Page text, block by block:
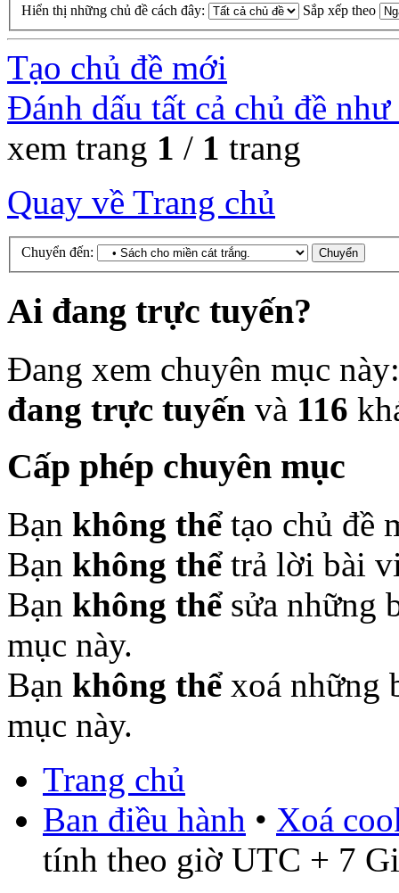
Hiển thị những chủ đề cách đây: Sắp xếp theo
Tạo chủ đề mới
Đánh dấu tất cả chủ đề
xem trang 1 / 1 trang
Quay về Trang chủ
Chuyển đến:
Ai đang trực tuyến?
Đang xem chuyên mục
đang trực tuyến và 116
Cấp phép chuyên mục
Bạn không thểtạo chủ đề
Bạn không thểtrả lời bài
Bạn không thểsửa những
mục này.
Bạn không thểxoá những
mục này.
Trang chủ
Ban điều hành • Xoá
tính theo giờ UTC + 7